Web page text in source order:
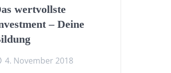
wertvollste
– Deine
4. November 2018